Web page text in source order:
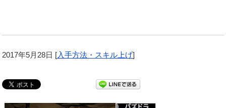
2017年5月28日 [入手方法・スキル上げ]